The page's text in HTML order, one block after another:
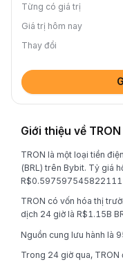
Từng có giá trị
Giá trị hôm nay
Thay đổi
Giới thiệu về
TRON là một loại tiền
(BRL) trên Bybit. Tỷ giá
R$0.597597545822111
TRON có vốn hóa thị
dịch 24 giờ là R$1.15B
Nguồn cung lưu hành là
Trong 24 giờ qua, TRON